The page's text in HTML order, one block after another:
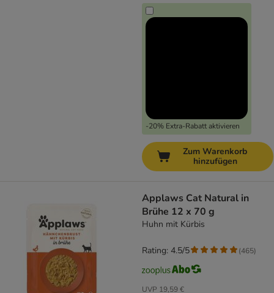
-20% Extra-Rabatt aktivieren
Zum Warenkorb
hinzufügen
Applaws Cat Natural in
Brühe 12 x 70 g
Huhn mit Kürbis
UVP 19,59 €
Rating: 4.5/5 (465)